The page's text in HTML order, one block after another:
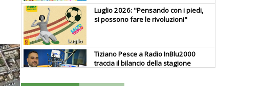
Luglio 2026: "Pensando con i piedi,
si possono fare le rivoluzioni"
Tiziano Pesce a Radio InBlu2000
traccia il bilancio della stagione